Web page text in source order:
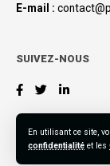
En utilisant ce site,
confidentialité et les
E-mail :
SUIVEZ-NOUS
©2023